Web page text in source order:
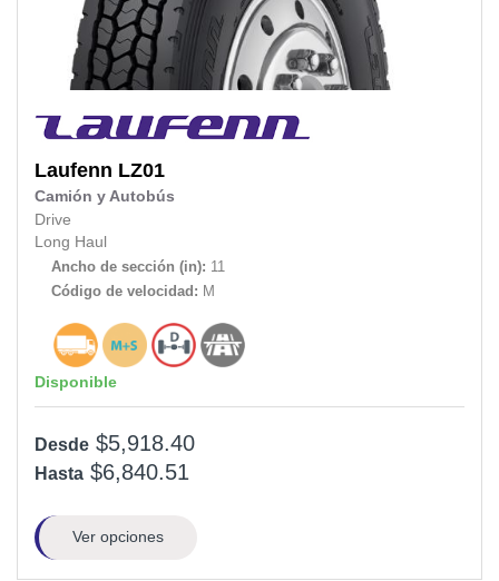
Laufenn LZ01
Camión y Autobús
Drive
Long Haul
Ancho de sección (in): 11
Código de velocidad: M
Disponible
Desde $5,918.40
Hasta $6,840.51
Ver opciones